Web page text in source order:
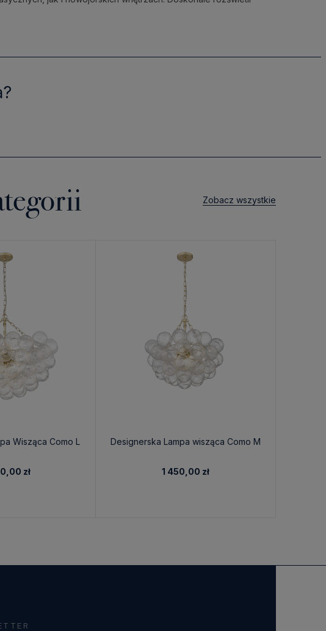
Zobacz wszystkie
Wisząca Como L
zł
Designerska Lampa wisząca Como M
1 450,00 zł